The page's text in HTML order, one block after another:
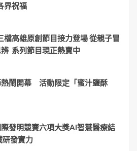
界祝福
檔高雄原創節目接力登場 從親子冒
系列節目現正熱賣中
熱鬧開幕 活動限定「蜜汁鹽酥
發明競賽六項大獎AI智慧醫療結
研發實力